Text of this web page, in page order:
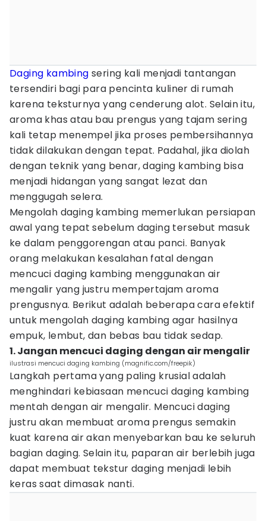
Daging kambing sering kali menjadi tantangan
tersendiri bagi para pencinta kuliner di rumah
karena teksturnya yang cenderung alot. Selain itu,
aroma khas atau bau prengus yang tajam sering
kali tetap menempel jika proses pembersihannya
tidak dilakukan dengan tepat. Padahal, jika diolah
dengan teknik yang benar, daging kambing bisa
menjadi hidangan yang sangat lezat dan
menggugah selera.
Mengolah daging kambing memerlukan persiapan
awal yang tepat sebelum daging tersebut masuk
ke dalam penggorengan atau panci. Banyak
orang melakukan kesalahan fatal dengan
mencuci daging kambing menggunakan air
mengalir yang justru mempertajam aroma
prengusnya. Berikut adalah beberapa cara efektif
untuk mengolah daging kambing agar hasilnya
empuk, lembut, dan bebas bau tidak sedap.
1. Jangan mencuci daging dengan air mengalir
ilustrasi mencuci daging kambing (magnific.com/freepik)
Langkah pertama yang paling krusial adalah
menghindari kebiasaan mencuci daging kambing
mentah dengan air mengalir. Mencuci daging
justru akan membuat aroma prengus semakin
kuat karena air akan menyebarkan bau ke seluruh
bagian daging. Selain itu, paparan air berlebih juga
dapat membuat tekstur daging menjadi lebih
keras saat dimasak nanti.